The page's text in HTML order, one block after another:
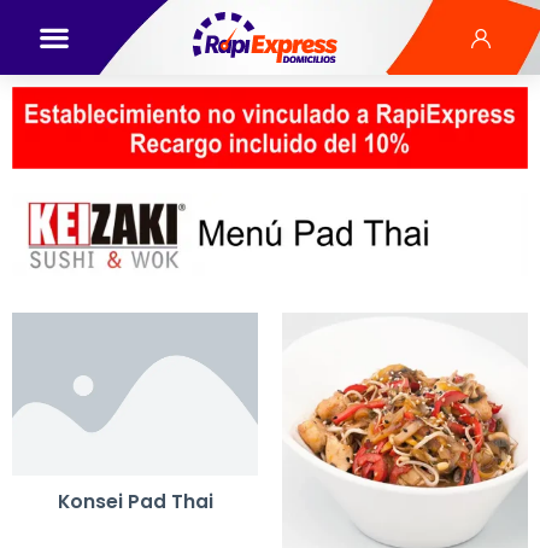
Konsei Pad Thai